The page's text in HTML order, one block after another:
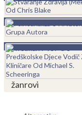
žanrovi